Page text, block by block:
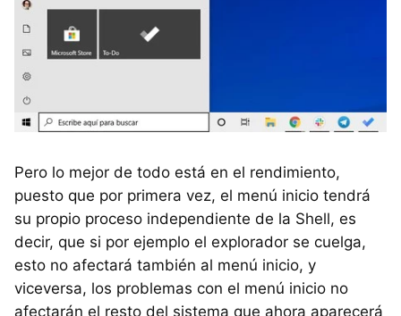
Pero lo mejor de todo está en el rendimiento,
puesto que por primera vez, el menú inicio tendrá
su propio proceso independiente de la Shell, es
decir, que si por ejemplo el explorador se cuelga,
esto no afectará también al menú inicio, y
viceversa, los problemas con el menú inicio no
afectarán el resto del sistema que ahora aparecerá